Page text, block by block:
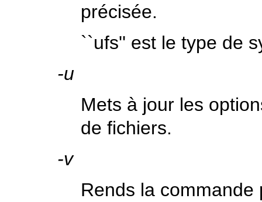
précisée.
``ufs'' est le type de
-u
Mets à jour les
de fichiers.
-v
Rends la commande